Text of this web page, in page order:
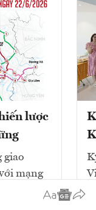
lược
giao
mạng
lược